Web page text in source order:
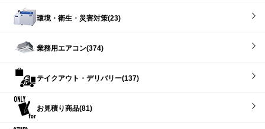
環境・衛生・災害対策(23)
業務用エアコン(374)
テイクアウト・デリバリー(137)
お見積り商品(81)